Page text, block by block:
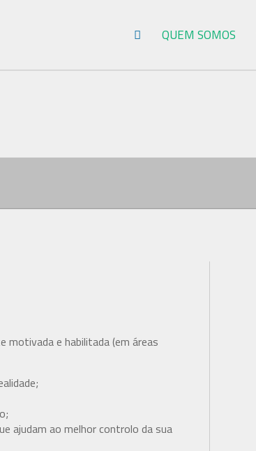
QUEM SOMOS
motivada e habilitada (em áreas
ajudam ao melhor controlo da sua